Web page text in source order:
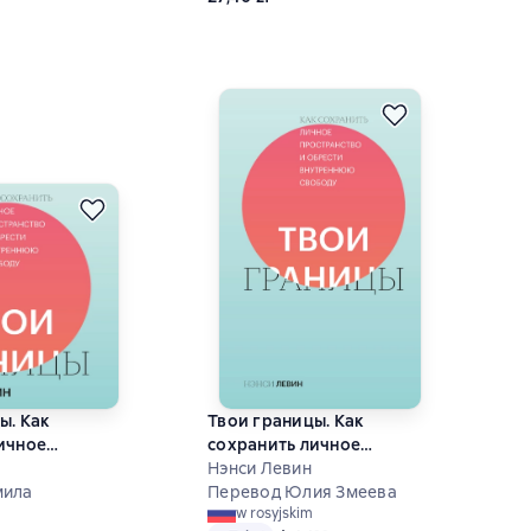
Как
и обрести
Твои границы. Как
сохранить личное
пространство и обрести
внутреннюю свободу
Нэнси Левин
Перевод Юлия Змеева
w rosyjskim